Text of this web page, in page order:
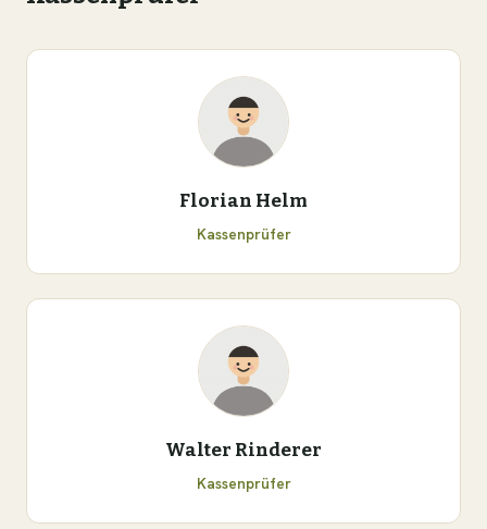
Florian Helm
Kassenprüfer
Walter Rinderer
Kassenprüfer